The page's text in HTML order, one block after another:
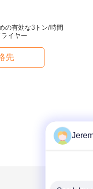
の有効な3トン/時間
イヤー
先